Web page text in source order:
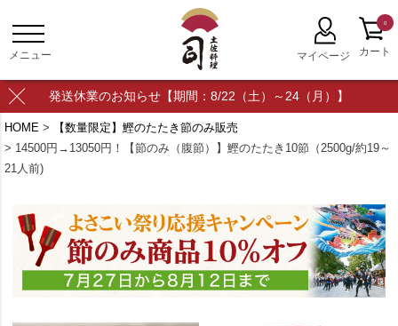
発送休業のお知らせ【期間：8/22（土）～24（月）】
0
HOME
【数量限定】鰹のたたき節のみ販売
14500円→13050円！【節のみ（腹節）】鰹のたたき10節（2500g/約19～
21人前)